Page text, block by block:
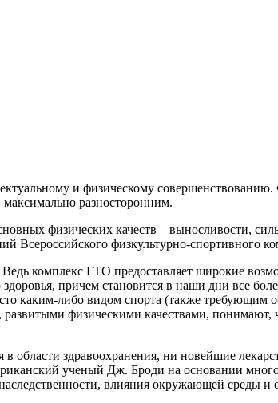
и физическому
разносторонним.
физических качеств – выносливости,
Всероссийского физкультурно-спортивного
комплекс ГТО предоставляет широкие
здоровья, причем становится в наши дни все
каким-либо видом спорта (также
физическими качествами, понимают,
области здравоохранения, ни новейшие
ученый Дж. Броди на основании
влияния окружающей среды и